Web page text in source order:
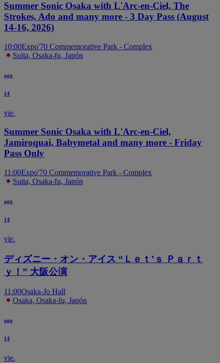
Summer Sonic Osaka with L'Arc-en-Ciel, The
Strokes, Ado and many more - 3 Day Pass (August
14-16, 2026)
10:00Expo'70 Commemorative Park - Complex
Suita, Osaka-fu, Japón
ago
14
vie.
Summer Sonic Osaka with L'Arc-en-Ciel,
Jamiroquai, Babymetal and many more - Friday
Pass Only
11:00Expo'70 Commemorative Park - Complex
Suita, Osaka-fu, Japón
ago
14
vie.
ディズニー・オン・アイス “Ｌｅｔ’ｓ Ｐａｒｔ
ｙ！” 大阪公演
11:00Osaka-Jo Hall
Osaka, Osaka-fu, Japón
ago
14
vie.